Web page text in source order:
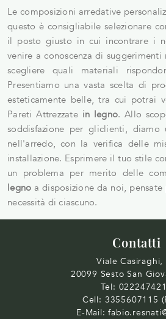
Le composizioni arredative
questo è consigliabile selezionare
il posto giusto in cui incontrare i
venire a conoscenza di
scegliere quali materiali
Presentiamo una vasta scelta di
esteticamente belle, tra cui potrai
Pareti Attrezzate in legno. Allo
soddisfazione per gliclienti, diamo
nell'arredo, con la verifica delle
installazione. Esprimere il tuo stile
un problema per merito delle
legno a disposizione da noi,
necessità di ciascuno.
Contatti
Viale Casiraghi,
20099 Sesto San
Tel:
Cell: 3355607115
E-Mail: